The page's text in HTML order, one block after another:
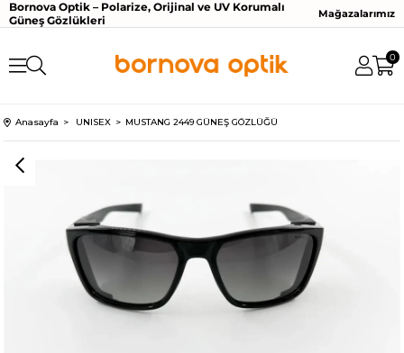
Bornova Optik – Polarize, Orijinal ve UV Korumalı
Güneş Gözlükleri
Mağazalarımız
0
Anasayfa UNISEX MUSTANG 2449 GÜNEŞ GÖZLÜĞÜ